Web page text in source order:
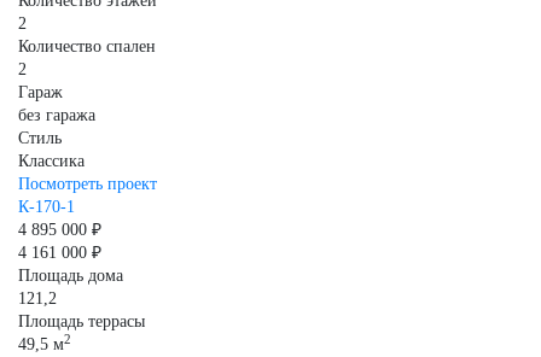
2
Количество спален
2
Гараж
без гаража
Стиль
Классика
Посмотреть проект
К-170-1
4 895 000 ₽
4 161 000 ₽
Площадь дома
121,2
Площадь террасы
49,5 м2